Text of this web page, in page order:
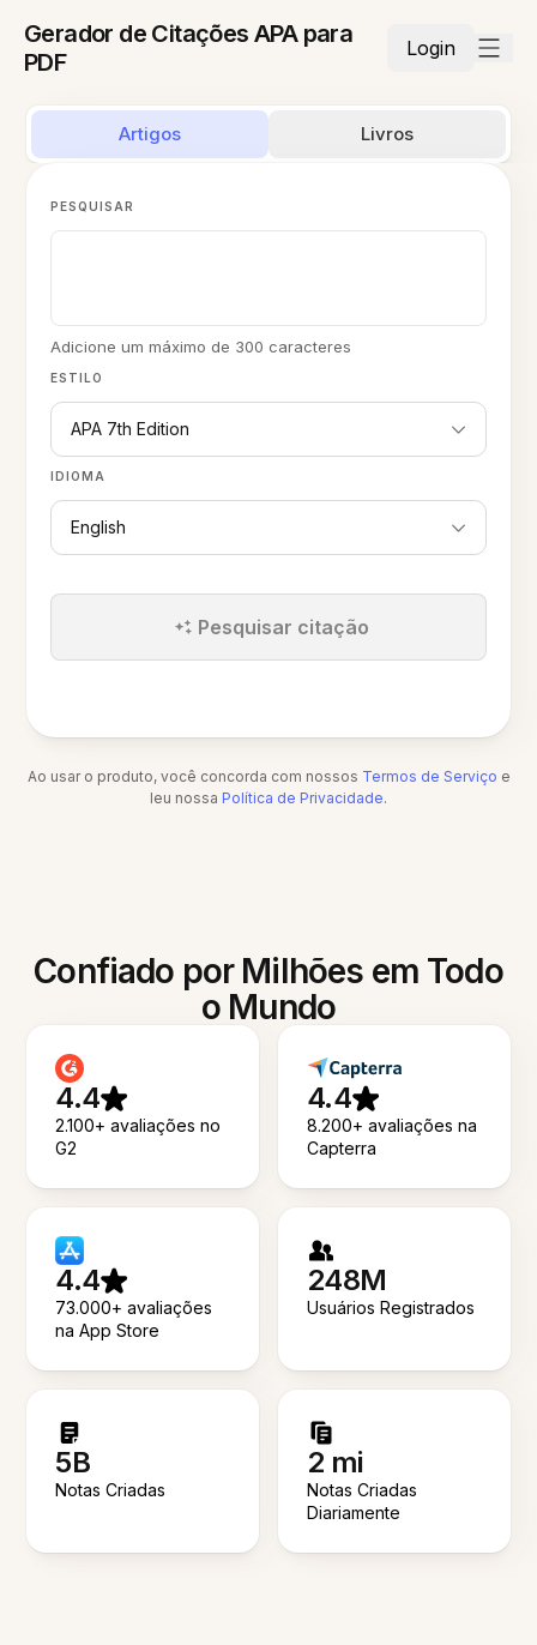
Gerador de Citações APA para
PDF
Login
Artigos Livros
ESTILO
APA 7th Edition
IDIOMA
English
PESQUISAR
Adicione um máximo de 300 caracteres
Pesquisar citação
Ao usar o produto, você concorda com nossos Termos de Serviço e
leu nossa Política de Privacidade.
Confiado por Milhões em Todo
o Mundo
4.4
2.100+ avaliações no
G2
4.4
8.200+ avaliações na
Capterra
4.4
73.000+ avaliações
na App Store
248M
Usuários Registrados
5B
Notas Criadas
2 mi
Notas Criadas
Diariamente